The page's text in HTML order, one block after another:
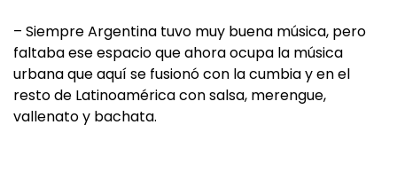
– Siempre Argentina tuvo muy buena música, pero
faltaba ese espacio que ahora ocupa la música
urbana que aquí se fusionó con la cumbia y en el
resto de Latinoamérica con salsa, merengue,
vallenato y bachata.